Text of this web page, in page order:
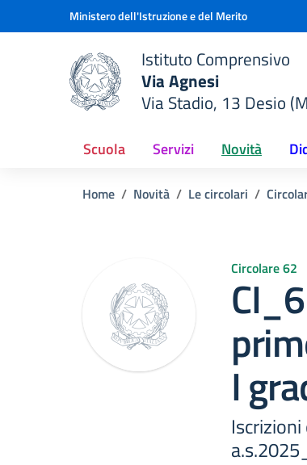
Vai ai contenuti
Vai al menu di navigazioneMinistero dell'Istruzione e del Merito
scuola
Istituto Comprensivo
Via Agnesi
Via Stadio, 13 Desio
Scuola Servizi Novità
Home Novità Le circolari
Circolare 62
I